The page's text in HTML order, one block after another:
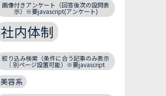
画像付きアンケート（回答後次の設問表
示）※要javascript(アンケート)
社内体制
絞り込み検索（条件に合う記事のみ表示
｜別ページ設置可能）※要javascript
美容系